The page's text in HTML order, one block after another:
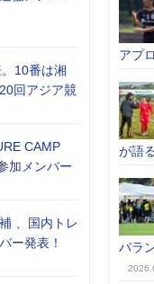
10番は湘
回アジア競
CAMP
加メンバー
、国内トレ
ー発表！
アプ
が語る
バラ